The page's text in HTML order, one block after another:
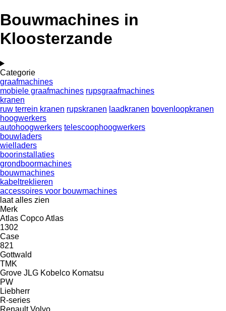
Bouwmachines in
Kloosterzande
Categorie
graafmachines
mobiele graafmachines rupsgraafmachines
kranen
ruw terrein kranen rupskranen laadkranen bovenloopkranen
hoogwerkers
autohoogwerkers telescoophoogwerkers
bouwladers
wielladers
boorinstallaties
grondboormachines
bouwmachines
kabeltreklieren
accessoires voor bouwmachines
laat alles zien
Merk
Atlas CopcoAtlas
1302
Case
821
Gottwald
TMK
Grove JLG Kobelco Komatsu
PW
Liebherr
R-series
Renault Volvo